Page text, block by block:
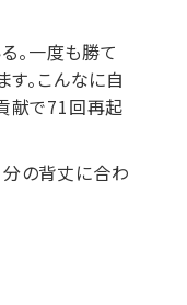
。一度も勝て
。こんなに自
献で71回再起
の背丈に合わ